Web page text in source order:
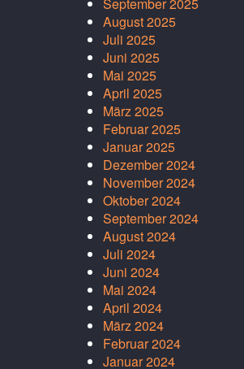
August 2025
Juli 2025
Juni 2025
Mai 2025
April 2025
März 2025
Februar 2025
Januar 2025
Dezember 2024
November 2024
Oktober 2024
September 2024
August 2024
Juli 2024
Juni 2024
Mai 2024
April 2024
März 2024
Februar 2024
Januar 2024